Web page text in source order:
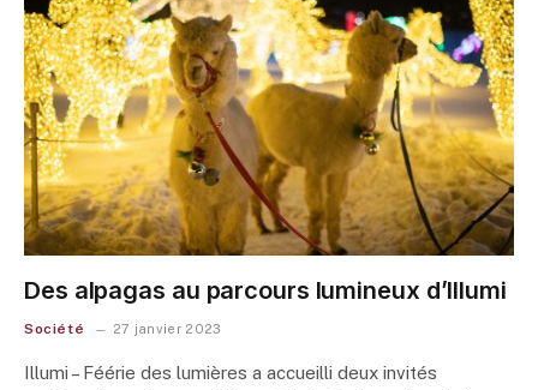
Des alpagas au parcours lumineux d’Illumi
Société 27 janvier 2023
Illumi – Féérie des lumières a accueilli deux invités